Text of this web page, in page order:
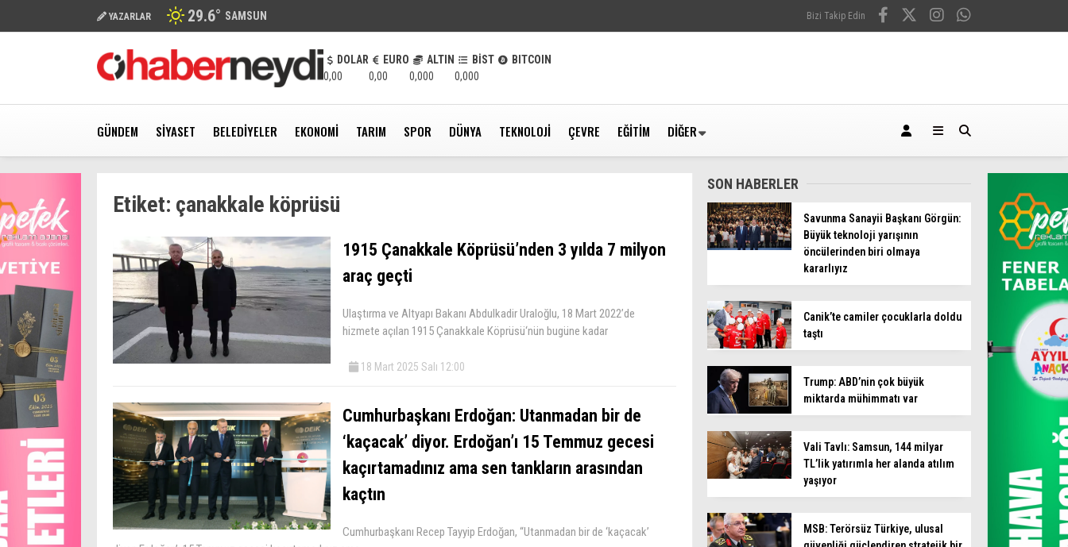
YAZARLAR 29.6° SAMSUN Bizi Takip Edin
DOLAR
0,00
EURO
0,00
ALTIN
0,000
BİST
0,000
BITCOIN
GÜNDEM SIYASET BELEDIYELER EKONOMI TARIM SPOR DÜNYA TEKNOLOJI ÇEVRE EĞITIM DIĞER
Etiket: çanakkale köprüsü
1915 Çanakkale Köprüsü’nden 3 yılda 7 milyon
araç geçti
Ulaştırma ve Altyapı Bakanı Abdulkadir Uraloğlu, 18 Mart 2022’de
hizmete açılan 1915 Çanakkale Köprüsü‘nün bugüne kadar
18 Mart 2025 Salı 12:00
Cumhurbaşkanı Erdoğan: Utanmadan bir de
‘kaçacak’ diyor. Erdoğan’ı 15 Temmuz gecesi
kaçırtamadınız ama sen tankların arasından
kaçtın
Cumhurbaşkanı Recep Tayyip Erdoğan, “Utanmadan bir de ‘kaçacak’
SON HABERLER
Savunma Sanayii Başkanı Görgün:
Büyük teknoloji yarışının
öncülerinden biri olmaya
kararlıyız
Canik’te camiler çocuklarla doldu
taştı
Trump: ABD’nin çok büyük
miktarda mühimmatı var
Vali Tavlı: Samsun, 144 milyar
TL’lik yatırımla her alanda atılım
yaşıyor
MSB: Terörsüz Türkiye, ulusal